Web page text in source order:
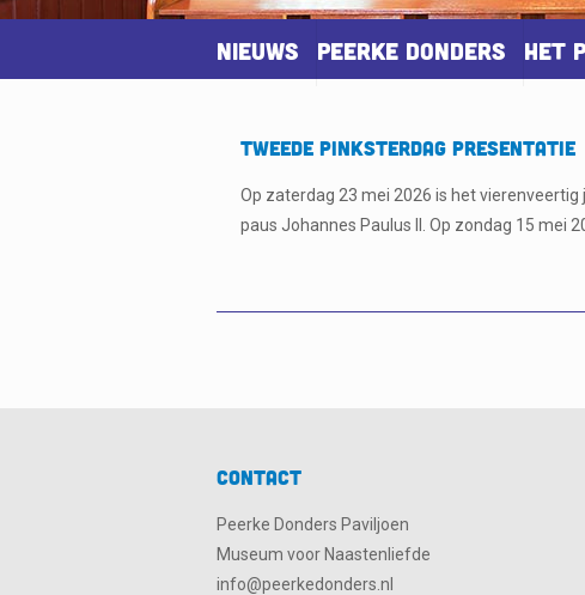
Nieuws Peerke Donders Het
Tweede Pinksterdag presentatie
Op zaterdag 23 mei 2026 is het
paus Johannes Paulus II. Op zondag 15 mei
Contact
Peerke Donders Paviljoen
Museum voor Naastenliefde
info@peerkedonders.nl